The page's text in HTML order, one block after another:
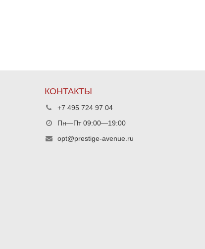
КОНТАКТЫ
+7 495 724 97 04
Пн—Пт 09:00—19:00
opt@prestige-avenue.ru